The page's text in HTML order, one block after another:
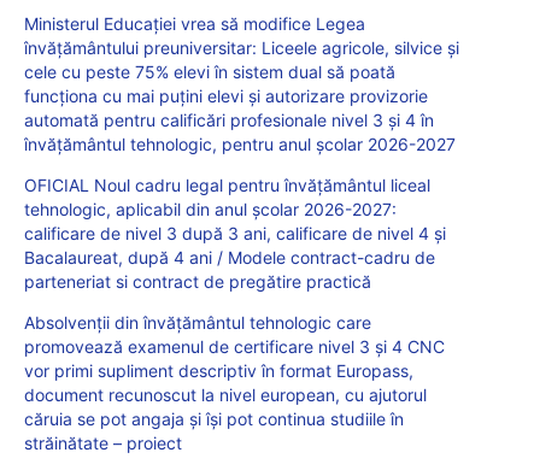
Ministerul Educației vrea să modifice Legea
învățământului preuniversitar: Liceele agricole, silvice și
cele cu peste 75% elevi în sistem dual să poată
funcționa cu mai puțini elevi și autorizare provizorie
automată pentru calificări profesionale nivel 3 și 4 în
învățământul tehnologic, pentru anul școlar 2026-2027
OFICIAL Noul cadru legal pentru învățământul liceal
tehnologic, aplicabil din anul școlar 2026-2027:
calificare de nivel 3 după 3 ani, calificare de nivel 4 și
Bacalaureat, după 4 ani / Modele contract-cadru de
parteneriat si contract de pregătire practică
Absolvenții din învățământul tehnologic care
promovează examenul de certificare nivel 3 și 4 CNC
vor primi supliment descriptiv în format Europass,
document recunoscut la nivel european, cu ajutorul
căruia se pot angaja și își pot continua studiile în
străinătate – proiect